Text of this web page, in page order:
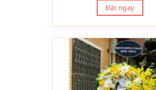
Đặt ngay